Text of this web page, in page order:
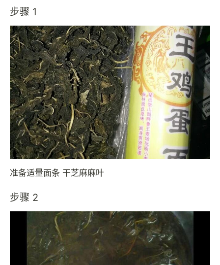
步骤 1
准备适量面条 干芝麻麻叶
步骤 2